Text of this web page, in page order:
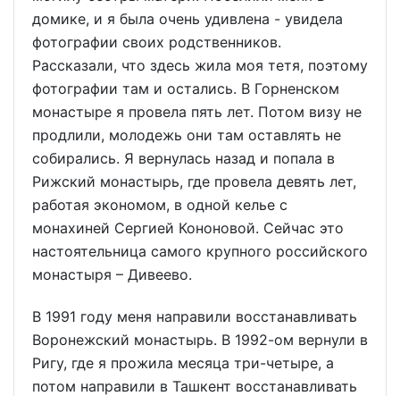
домике, и я была очень удивлена - увидела
фотографии своих родственников.
Рассказали, что здесь жила моя тетя, поэтому
фотографии там и остались. В Горненском
монастыре я провела пять лет. Потом визу не
продлили, молодежь они там оставлять не
собирались. Я вернулась назад и попала в
Рижский монастырь, где провела девять лет,
работая экономом, в одной келье с
монахиней Сергией Кононовой. Сейчас это
настоятельница самого крупного российского
монастыря – Дивеево.
В 1991 году меня направили восстанавливать
Воронежский монастырь. В 1992-ом вернули в
Ригу, где я прожила месяца три-четыре, а
потом направили в Ташкент восстанавливать